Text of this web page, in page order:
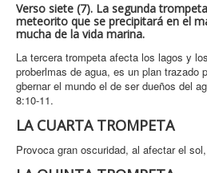
Verso siete (7). La segunda
meteorito que se precipitará en el
mucha de la vida marina.
La tercera trompeta afecta los lagos y
proberlmas de agua, es un plan trazado
gbernar el mundo el de ser dueños del
8:10-11.
LA CUARTA TROMPETA
Provoca gran oscuridad, al afectar el